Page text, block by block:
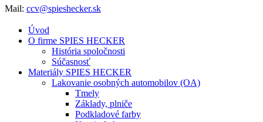
Mail: ccv@spieshecker.sk
Úvod
O firme SPIES HECKER
História spoločnosti
Súčasnosť
Materiály SPIES HECKER
Lakovanie osobných automobilov (OA)
Tmely
Základy, plniče
Podkladové farby